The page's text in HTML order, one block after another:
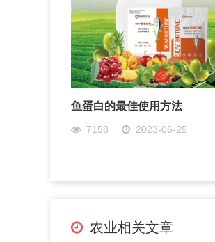
鱼蛋白的最佳使用方法
7158 2023-06-25
农业相关文章